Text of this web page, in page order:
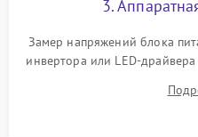
Поломка системы защиты
3.
Замер напряжений блока
инвертора или LED-
питания скалера и